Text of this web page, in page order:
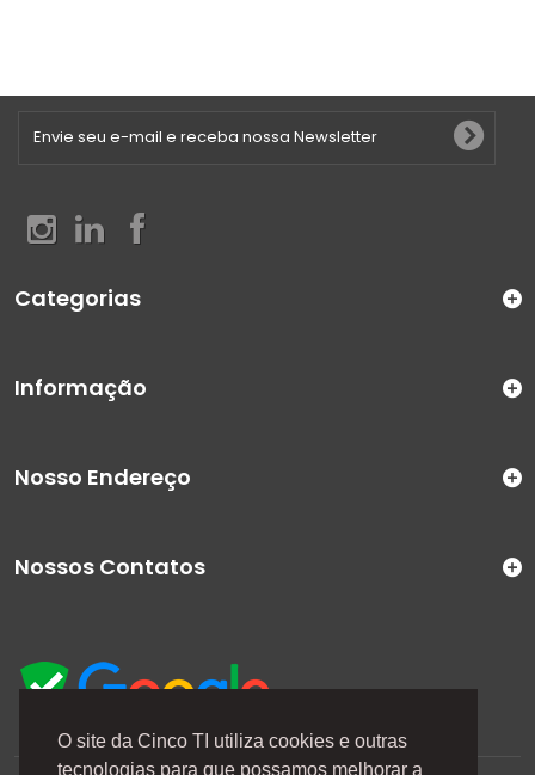
O site da Cinco TI utiliza cookies e outras
tecnologias para que possamos melhorar a
Categorias
Informação
Nosso Endereço
Nossos Contatos